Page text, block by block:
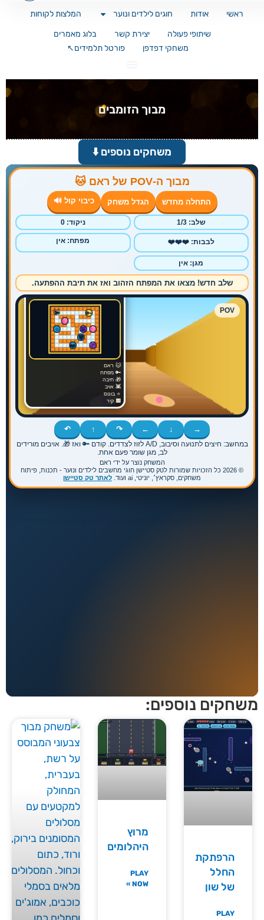
ראשי אודות חוגים לילדים ונוער
המלצות לקוחות
שיתופי פעולה
יצירת קשר
בלוג מאמרים
משחקי דפדפן
פורטל תלמידים↖️
מבוך הזומבים
משחקים נוספים ⬇️
נוספים:
הרפתקת
החלל
של שון
PLAY
מרוץ
היהלומים
PLAY
NOW »